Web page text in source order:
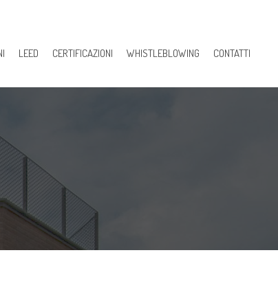
LEED CERTIFICAZIONI WHISTLEBLOWING CONTATTI